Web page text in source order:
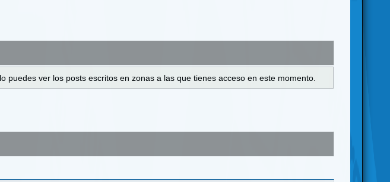
ver los posts escritos en zonas a las que tienes acceso en este momento.